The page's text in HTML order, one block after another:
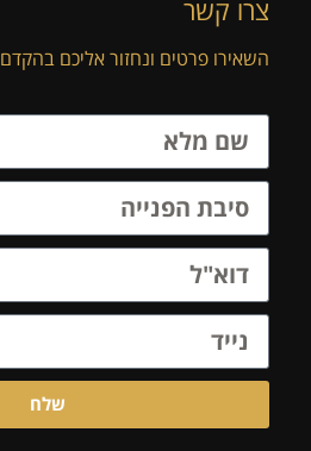
צרו קשר
השאירו פרטים ונחזור אליכם בהקדם
שלח